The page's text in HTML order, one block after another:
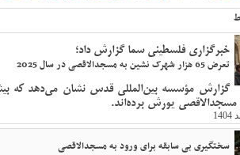
خبرگزاری فلسطینی سما گزارش داد؛
تعرض 65 هزار شهرک نشین به مسجدالاقصی در سال 2025
سختگیری بی سابقه برای ورود به مسجدالاقصی